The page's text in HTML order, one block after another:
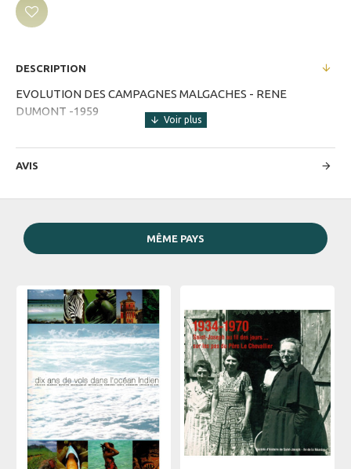
DESCRIPTION
EVOLUTION DES CAMPAGNES MALGACHES - RENE
DUMONT -1959
AVIS
MÊME PAYS